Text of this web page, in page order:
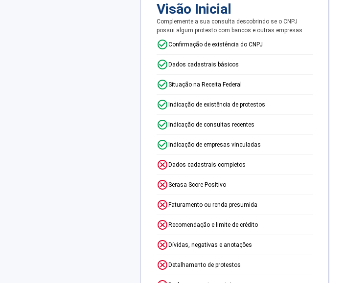
Visão Inicial
Complemente a sua consulta descobrindo se o CNPJ
possui algum protesto com bancos e outras empresas.
Confirmação de existência do CNPJ
Dados cadastrais básicos
Situação na Receita Federal
Indicação de existência de protestos
Indicação de consultas recentes
Indicação de empresas vinculadas
Dados cadastrais completos
Serasa Score Positivo
Faturamento ou renda presumida
Recomendação e limite de crédito
Dívidas, negativas e anotações
Detalhamento de protestos